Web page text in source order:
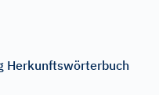
Herkunftswörterbuch